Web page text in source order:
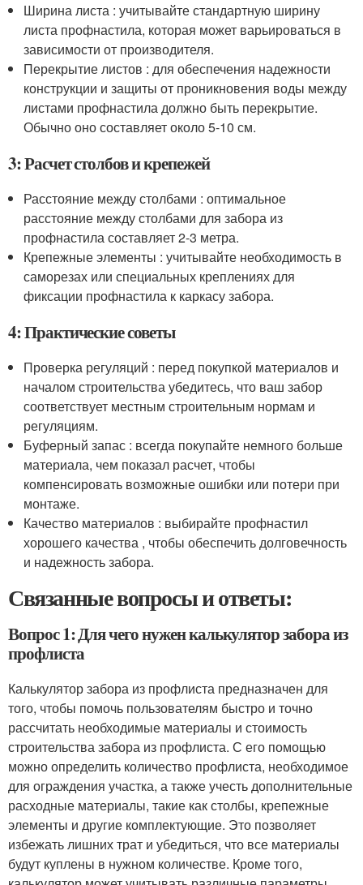
Ширина листа : учитывайте стандартную ширину
листа профнастила, которая может варьироваться в
зависимости от производителя.
Перекрытие листов : для обеспечения надежности
конструкции и защиты от проникновения воды между
листами профнастила должно быть перекрытие.
Обычно оно составляет около 5-10 см.
3: Расчет столбов и крепежей
Расстояние между столбами : оптимальное
расстояние между столбами для забора из
профнастила составляет 2-3 метра.
Крепежные элементы : учитывайте необходимость в
саморезах или специальных креплениях для
фиксации профнастила к каркасу забора.
4: Практические советы
Проверка регуляций : перед покупкой материалов и
началом строительства убедитесь, что ваш забор
соответствует местным строительным нормам и
регуляциям.
Буферный запас : всегда покупайте немного больше
материала, чем показал расчет, чтобы
компенсировать возможные ошибки или потери при
монтаже.
Качество материалов : выбирайте профнастил
хорошего качества , чтобы обеспечить долговечность
и надежность забора.
Связанные вопросы и ответы:
Вопрос 1: Для чего нужен калькулятор забора из
профлиста
Калькулятор забора из профлиста предназначен для
того, чтобы помочь пользователям быстро и точно
рассчитать необходимые материалы и стоимость
строительства забора из профлиста. С его помощью
можно определить количество профлиста, необходимое
для ограждения участка, а также учесть дополнительные
расходные материалы, такие как столбы, крепежные
элементы и другие комплектующие. Это позволяет
избежать лишних трат и убедиться, что все материалы
будут куплены в нужном количестве. Кроме того,